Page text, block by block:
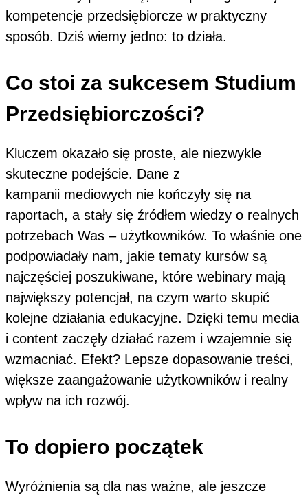
kompetencje przedsiębiorcze w praktyczny
sposób. Dziś wiemy jedno: to działa.
Co stoi za sukcesem Studium
Przedsiębiorczości?
Kluczem okazało się proste, ale niezwykle
skuteczne podejście. Dane z
kampanii mediowych nie kończyły się na
raportach, a stały się źródłem wiedzy o realnych
potrzebach Was – użytkowników. To właśnie one
podpowiadały nam, jakie tematy kursów są
najczęściej poszukiwane, które webinary mają
największy potencjał, na czym warto skupić
kolejne działania edukacyjne. Dzięki temu media
i content zaczęły działać razem i wzajemnie się
wzmacniać. Efekt? Lepsze dopasowanie treści,
większe zaangażowanie użytkowników i realny
wpływ na ich rozwój.
To dopiero początek
Wyróżnienia są dla nas ważne, ale jeszcze